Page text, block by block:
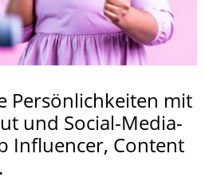
Persönlichkeiten mit
und Social-Media-
Influencer, Content